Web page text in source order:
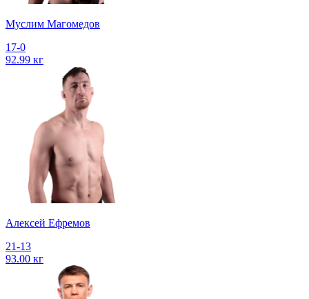
Муслим Магомедов
17-0
92.99 кг
Алексей Ефремов
21-13
93.00 кг